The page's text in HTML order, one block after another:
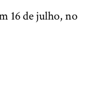
16 de julho, no